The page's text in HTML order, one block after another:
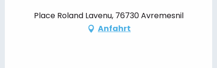
Place Roland Lavenu, 76730 Avremesnil
Anfahrt